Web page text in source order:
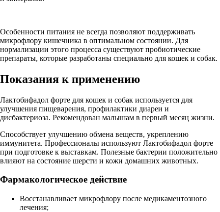
Особенности питания не всегда позволяют поддерживать
микрофлору кишечника в оптимальном состоянии. Для
нормализации этого процесса существуют пробиотические
препараты, которые разработаны специально для кошек и собак.
Показания к применению
Лактобифадол форте для кошек и собак используется для
улучшения пищеварения, профилактики диареи и
дисбактериоза. Рекомендован малышам в первый месяц жизни.
Способствует улучшению обмена веществ, укреплению
иммунитета. Профессионалы используют Лактобифадол форте
при подготовке к выставкам. Полезные бактерии положительно
влияют на состояние шерсти и кожи домашних животных.
Фармакологическое действие
Восстанавливает микрофлору после медикаментозного
лечения;